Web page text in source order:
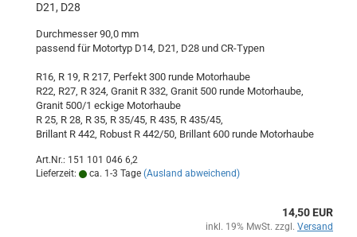
D21, D28
Durchmesser 90,0 mm
passend für Motortyp D14, D21, D28 und CR-Typen
R16, R 19, R 217, Perfekt 300 runde Motorhaube
R22, R27, R 324, Granit R 332, Granit 500 runde Motorhaube,
Granit 500/1 eckige Motorhaube
R 25, R 28, R 35, R 35/45, R 435, R 435/45,
Brillant R 442, Robust R 442/50, Brillant 600 runde Motorhaube
Art.Nr.: 151 101 046 6,2
Lieferzeit:
ca. 1-3 Tage (Ausland abweichend)
14,50 EUR
inkl. 19% MwSt. zzgl. Versand